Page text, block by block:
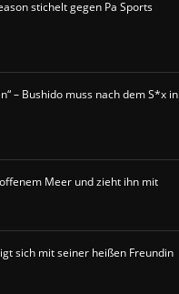
stichelt gegen Pa Sports
– Bushido muss nach dem S*x in
Meer und zieht ihn mit
sich mit seiner heißen Freundin